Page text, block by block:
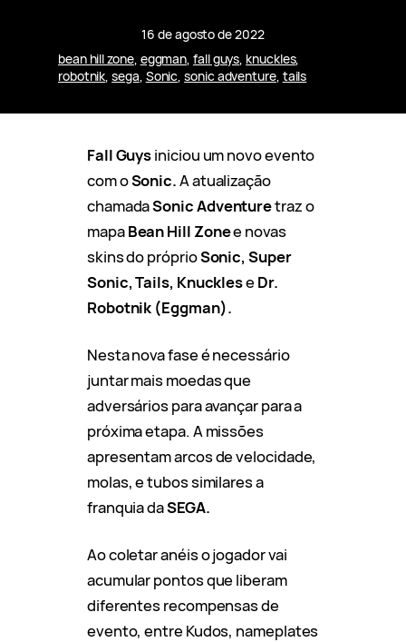
16 de agosto de 2022
bean hill zone, eggman, fall guys, knuckles
robotnik, sega, Sonic, sonic adventure, tails
Fall Guysiniciou um novo evento
com oSonic.A atualização
chamadaSonic Adventuretraz o
mapaBean Hill Zonee novas
skins do próprioSonic, Super
Sonic, Tails, KnuckleseDr.
Robotnik (Eggman).
Nesta nova fase é necessário
juntar mais moedas que
adversários para avançar para a
próxima etapa. A missões
apresentam arcos de velocidade,
molas, e tubos similares a
franquia daSEGA.
Ao coletar anéis o jogador vai
acumular pontos que liberam
diferentes recompensas de
evento, entre Kudos, nameplates